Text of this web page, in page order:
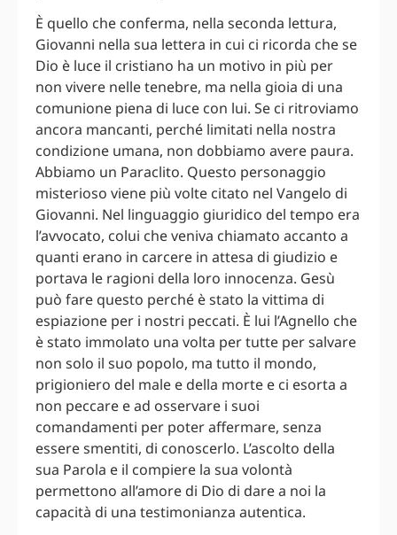
È quello che conferma, nella seconda lettura,
Giovanni nella sua lettera in cui ci ricorda che se
Dio è luce il cristiano ha un motivo in più per
non vivere nelle tenebre, ma nella gioia di una
comunione piena di luce con lui. Se ci ritroviamo
ancora mancanti, perché limitati nella nostra
condizione umana, non dobbiamo avere paura.
Abbiamo un Paraclito. Questo personaggio
misterioso viene più volte citato nel Vangelo di
Giovanni. Nel linguaggio giuridico del tempo era
l’avvocato, colui che veniva chiamato accanto a
quanti erano in carcere in attesa di giudizio e
portava le ragioni della loro innocenza. Gesù
può fare questo perché è stato la vittima di
espiazione per i nostri peccati. È lui l’Agnello che
è stato immolato una volta per tutte per salvare
non solo il suo popolo, ma tutto il mondo,
prigioniero del male e della morte e ci esorta a
non peccare e ad osservare i suoi
comandamenti per poter affermare, senza
essere smentiti, di conoscerlo. L’ascolto della
sua Parola e il compiere la sua volontà
permettono all’amore di Dio di dare a noi la
capacità di una testimonianza autentica.